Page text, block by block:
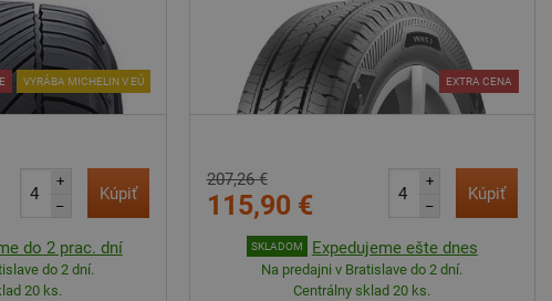
VYRÁBA MICHELIN V EÚ
+
–
Kúpiť
do 2 prac. dní
do 2 dní.
20 ks.
EXTRA CENA
207,26 €
115,90 €
+
–
Kúpiť
SKLADOM Expedujeme ešte dnes
Na predajni v Bratislave do 2 dní.
Centrálny sklad 20 ks.